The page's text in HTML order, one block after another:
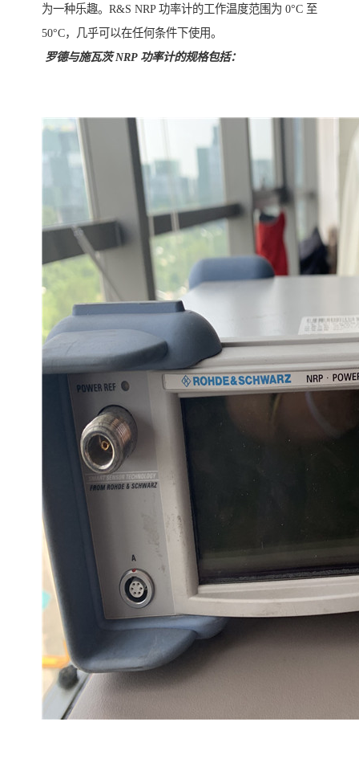
为一种乐趣。R&S NRP 功率计的工作温度范围为 0°C 至
50°C，几乎可以在任何条件下使用。
罗德与施瓦茨 NRP 功率计的规格包括：